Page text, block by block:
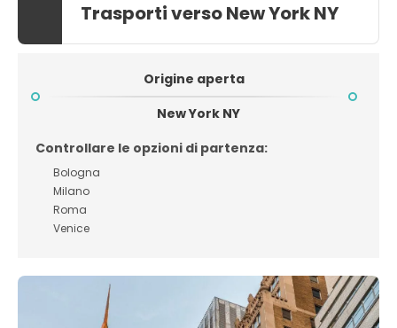
Trasporti verso New York NY
Origine aperta
New York NY
Controllare le opzioni di partenza:
Bologna
Milano
Roma
Venice